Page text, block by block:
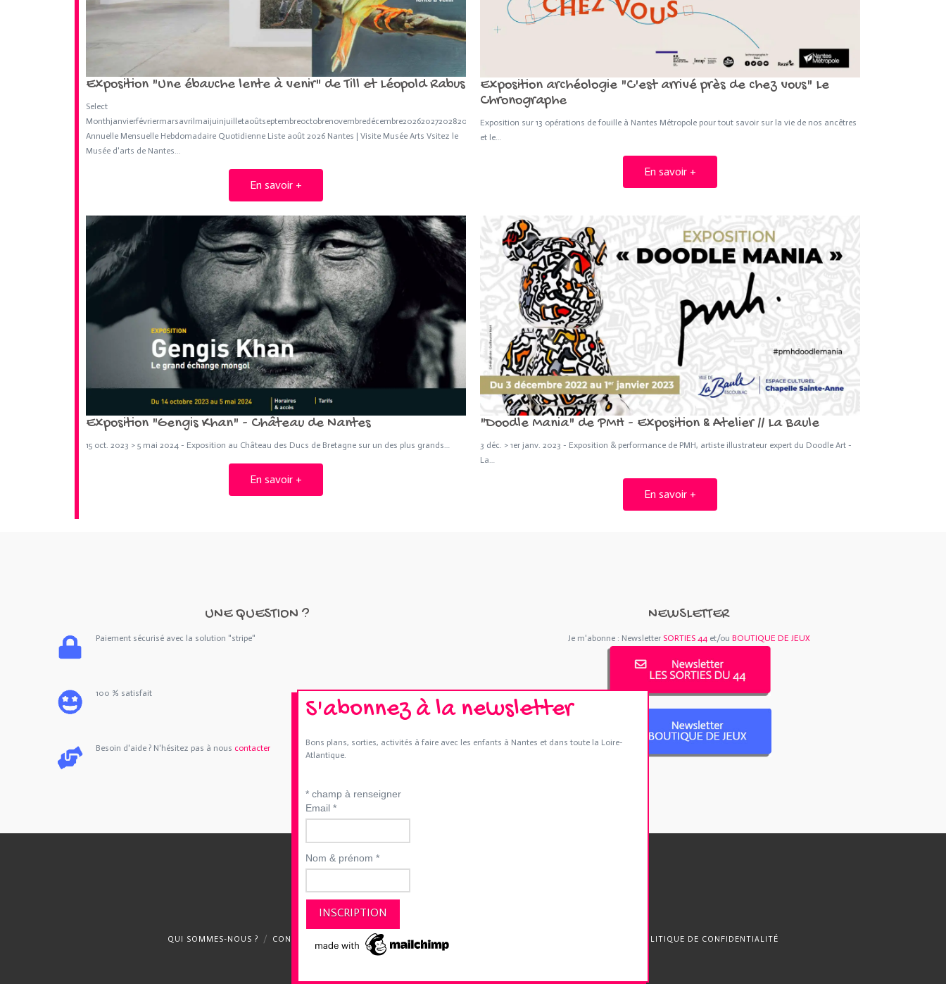
Exposition "Une ébauche lente à venir" de Till et Léopold Rabus
Select
Monthjanvierfévriermarsavrilmaijuinjuilletaoûtseptembreoctobrenovembredécembre202620272028202920302031203220332034
Annuelle Mensuelle Hebdomadaire Quotidienne Liste août 2026 Nantes | Visite Musée Arts Vsitez le
Musée d'arts de Nantes…
En savoir +
Exposition archéologie "C'est arrivé près de chez vous" Le
Chronographe
Exposition sur 13 opérations de fouille à Nantes Métropole pour tout savoir sur la vie de nos ancêtres
et le…
En savoir +
Exposition "Gengis Khan" - Château de Nantes
15 oct. 2023 > 5 mai 2024 - Exposition au Château des Ducs de Bretagne sur un des plus grands…
En savoir +
"Doodle Mania" de PMH - Exposition & Atelier // La Baule
3 déc. > 1er janv. 2023 - Exposition & performance de PMH, artiste illustrateur expert du Doodle Art -
La…
En savoir +
UNE QUESTION ?
Paiement sécurisé avec la solution "stripe"
100 % satisfait
Besoin d'aide ? N'hésitez pas à nous contacter
NEWSLETTER
Je m'abonne : Newsletter SORTIES 44et/ou BOUTIQUE DE JEUX
QUI SOMMES-NOUS ? CONTACTEZ-NOUS DEVENIR ANNONCEUR POLITIQUE DE CONFIDENTIALITÉ
S'abonnez à la newsletter
Bons plans, sorties, activités à faire avec les enfants à Nantes et dans toute la Loire-
Atlantique.
* champ à renseigner
Email *
Nom & prénom *